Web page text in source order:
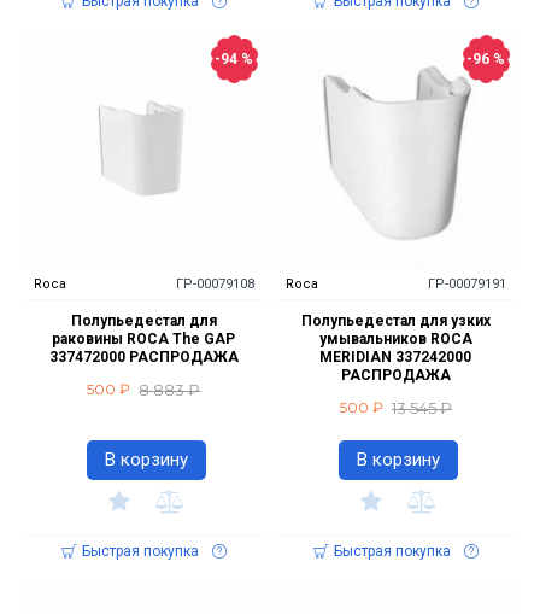
-94 %
Roca ГР-00079108
Полупьедестал для
раковины ROCA The GAP
337472000 РАСПРОДАЖА
500 ₽ 8 883 ₽
В корзину
Быстрая покупка
-96 %
Roca ГР-00079191
Полупьедестал для узких
умывальников ROCA
MERIDIAN 337242000
РАСПРОДАЖА
500 ₽ 13 545 ₽
В корзину
Быстрая покупка